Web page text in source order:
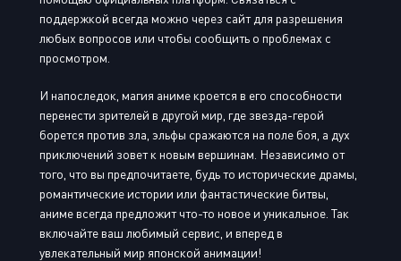
поддержкой всегда можно через сайт для разрешения
любых вопросов или чтобы сообщить о проблемах с
просмотром.
И напоследок, магия аниме кроется в его способности
перенести зрителей в другой мир, где звезда-герой
борется против зла, эльфы сражаются на поле боя, а дух
приключений зовет к новым вершинам. Независимо от
того, что вы предпочитаете, будь то исторические драмы,
романтические истории или фантастические битвы,
аниме всегда предложит что-то новое и уникальное. Так
включайте ваш любимый сервис, и вперед в
увлекательный мир японской анимации!